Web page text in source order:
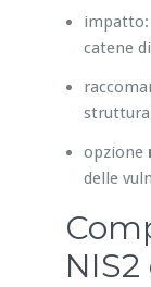
catene
opzione
delle